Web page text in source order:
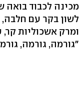
מכינה לכבוד
לשון בקר עם
ומרק אשכוליות
"גורמה, גורמה,